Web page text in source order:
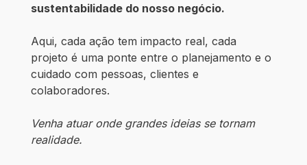
sustentabilidade do nosso negócio.
Aqui, cada ação tem impacto real, cada
projeto é uma ponte entre o planejamento e o
cuidado com pessoas, clientes e
colaboradores.
Venha atuar onde grandes ideias se tornam
realidade.